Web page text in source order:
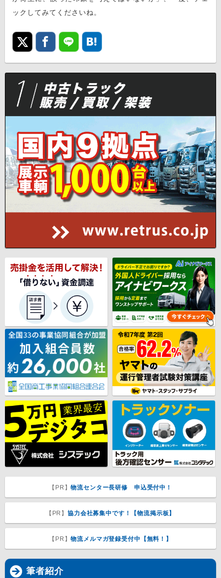
ックしてみてくださいね。
【PR】物流センター長研修 申込受付中！
【PR】協力会社募集中です！【物流掲示板】
【PR】物流メルマガ登録受付中【無料！】
筆者紹介